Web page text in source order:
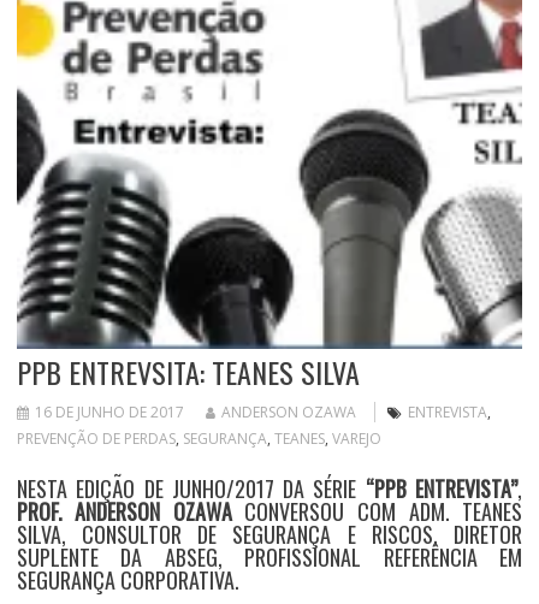
PPB ENTREVSITA: TEANES SILVA
16 DE JUNHO DE 2017 ANDERSON OZAWA ENTREVISTA,
PREVENÇÃO DE PERDAS, SEGURANÇA, TEANES, VAREJO
NESTA EDIÇÃO DE JUNHO/2017 DA SÉRIE “PPB ENTREVISTA”,
PROF. ANDERSON OZAWACONVERSOU COM ADM. TEANES
SILVA, CONSULTOR DE SEGURANÇA E RISCOS, DIRETOR
SUPLENTE DA ABSEG, PROFISSIONAL REFERÊNCIA EM
SEGURANÇA CORPORATIVA.